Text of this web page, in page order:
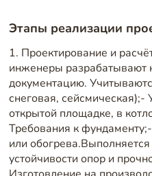
Этапы реализации
1. Проектирование и
инженеры разрабатывают
документацию.
снеговая, сейсмическая);-
открытой площадке, в
Требования к
или
устойчивости опор и